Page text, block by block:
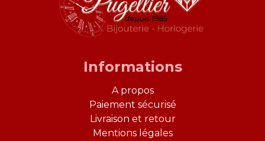
Informations
A propos
Paiement sécurisé
Livraison et retour
Mentions légales